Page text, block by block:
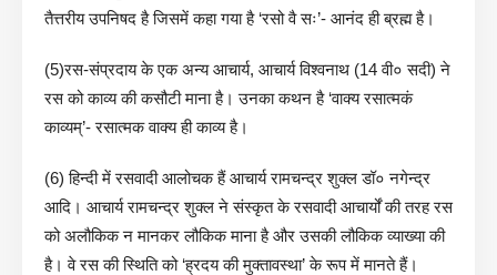
तैत्तरीय उपनिषद है जिसमें कहा गया है ‘रसो वै सः’- आनंद ही ब्रह्म है।
(5)रस-संप्रदाय के एक अन्य आचार्य, आचार्य विश्वनाथ (14 वी० सदी) ने
रस को काव्य की कसौटी माना है। उनका कथन है ‘वाक्य रसात्मकं
काव्यम्’- रसात्मक वाक्य ही काव्य है।
(6) हिन्दी में रसवादी आलोचक हैं आचार्य रामचन्द्र शुक्ल डॉ० नगेन्द्र
आदि। आचार्य रामचन्द्र शुक्ल ने संस्कृत के रसवादी आचार्यों की तरह रस
को अलौकिक न मानकर लौकिक माना है और उसकी लौकिक व्याख्या की
है। वे रस की स्थिति को ‘ह्रदय की मुक्तावस्था’ के रूप में मानते हैं।